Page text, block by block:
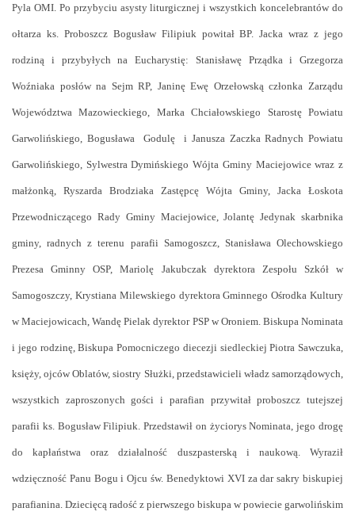
Pyla OMI. Po przybyciu asysty liturgicznej i wszystkich koncelebrantów do
ołtarza ks. Proboszcz Bogusław Filipiuk powitał BP. Jacka wraz z jego
rodziną i przybyłych na Eucharystię: Stanisławę Prządka i Grzegorza
Woźniaka posłów na Sejm RP, Janinę Ewę Orzełowską członka Zarządu
Województwa Mazowieckiego, Marka Chciałowskiego Starostę Powiatu
Garwolińskiego, Bogusława Godulę i Janusza Zaczka Radnych Powiatu
Garwolińskiego, Sylwestra Dymińskiego Wójta Gminy Maciejowice wraz z
małżonką, Ryszarda Brodziaka Zastępcę Wójta Gminy, Jacka Łoskota
Przewodniczącego Rady Gminy Maciejowice, Jolantę Jedynak skarbnika
gminy, radnych z terenu parafii Samogoszcz, Stanisława Olechowskiego
Prezesa Gminny OSP, Mariolę Jakubczak dyrektora Zespołu Szkół w
Samogoszczy, Krystiana Milewskiego dyrektora Gminnego Ośrodka Kultury
w Maciejowicach, Wandę Pielak dyrektor PSP w Oroniem. Biskupa Nominata
i jego rodzinę, Biskupa Pomocniczego diecezji siedleckiej Piotra Sawczuka,
księży, ojców Oblatów, siostry Służki, przedstawicieli władz samorządowych,
wszystkich zaproszonych gości i parafian przywitał proboszcz tutejszej
parafii ks. Bogusław Filipiuk. Przedstawił on życiorys Nominata, jego drogę
do kapłaństwa oraz działalność duszpasterską i naukową. Wyraził
wdzięczność Panu Bogu i Ojcu św. Benedyktowi XVI za dar sakry biskupiej
parafianina. Dziecięcą radość z pierwszego biskupa w powiecie garwolińskim